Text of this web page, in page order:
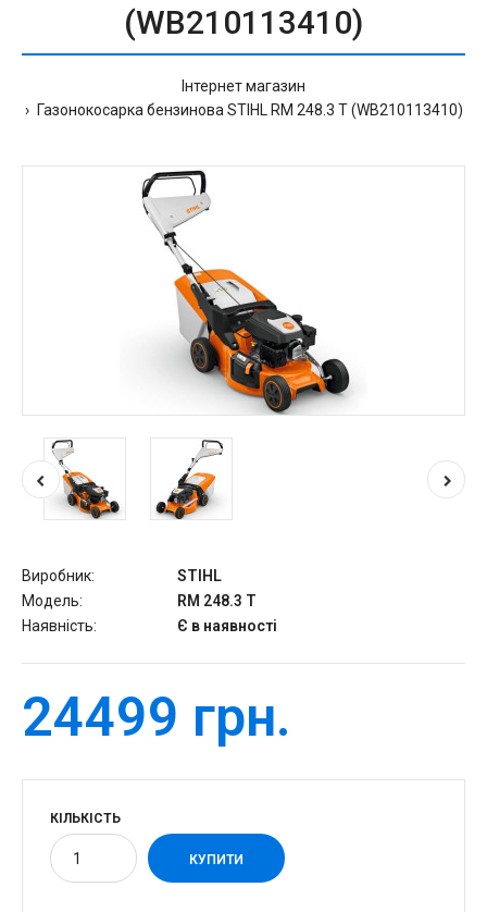
(WB210113410)
Інтернет магазин
Газонокосарка бензинова STIHL RM 248.3 T (WB210113410)
Виробник:
STIHL
Модель:
RM 248.3 T
Наявність:
Є в наявності
24499 грн.
КІЛЬКІСТЬ